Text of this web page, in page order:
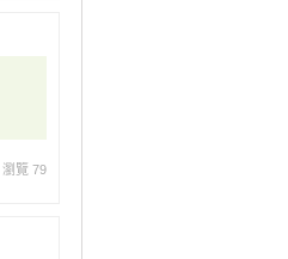
瀏覽 79